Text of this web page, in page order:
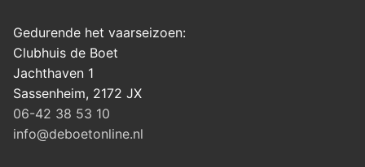
Gedurende het vaarseizoen:
Clubhuis de Boet
Jachthaven 1
Sassenheim, 2172 JX
06-42 38 53 10
info@deboetonline.nl